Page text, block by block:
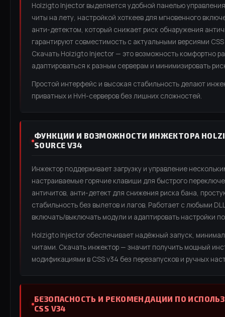
Holzigto Injector выделяется удобной панелью
читы на лету, настройкой хоткеев для мгновенного
анти-детектом, который снижает риск обнаружения
гарантируют совместимость с актуальными версиями
Скачать Holzigto Injector — это возможность комфортно
адаптироваться к разным серверам и минимизировать
Простой интерфейс и высокая стабильность делают
приватных и HvH-серверов без лишних сложностей.
ФУНКЦИИ И ВОЗМОЖНОСТИ ИНЖЕКТОРА
SOURCE V34
Инжектор поддерживает загрузку и управление
настраиваемые горячие клавиши для быстрого
античитов, анти-детект для снижения риска бана,
стабильность без вылетов и лагов. Работает с любыми
включать/выключать модули и адаптировать настройки
Holzigto Injector обеспечивает надёжный запуск,
читами. Скачать инжектор — значит получить мощный
модификациями в CSS v34 без перезапусков и ручных
БЕЗОПАСНОСТЬ И РЕКОМЕНДАЦИИ ПО
CSS V34